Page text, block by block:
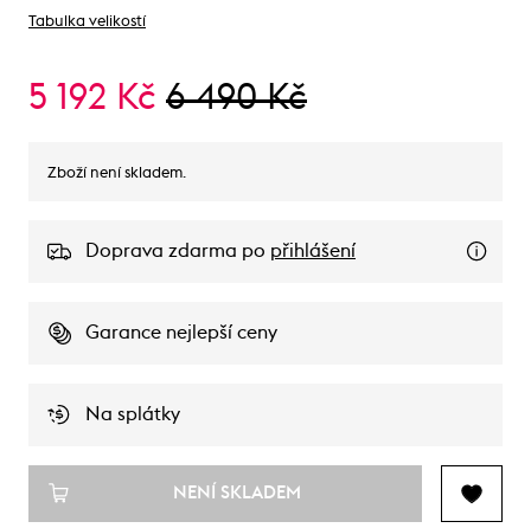
Tabulka velikostí
5 192 Kč 6 490 Kč
Zboží není skladem.
Doprava zdarma po přihlášení
Garance nejlepší ceny
Na splátky
NENÍ SKLADEM